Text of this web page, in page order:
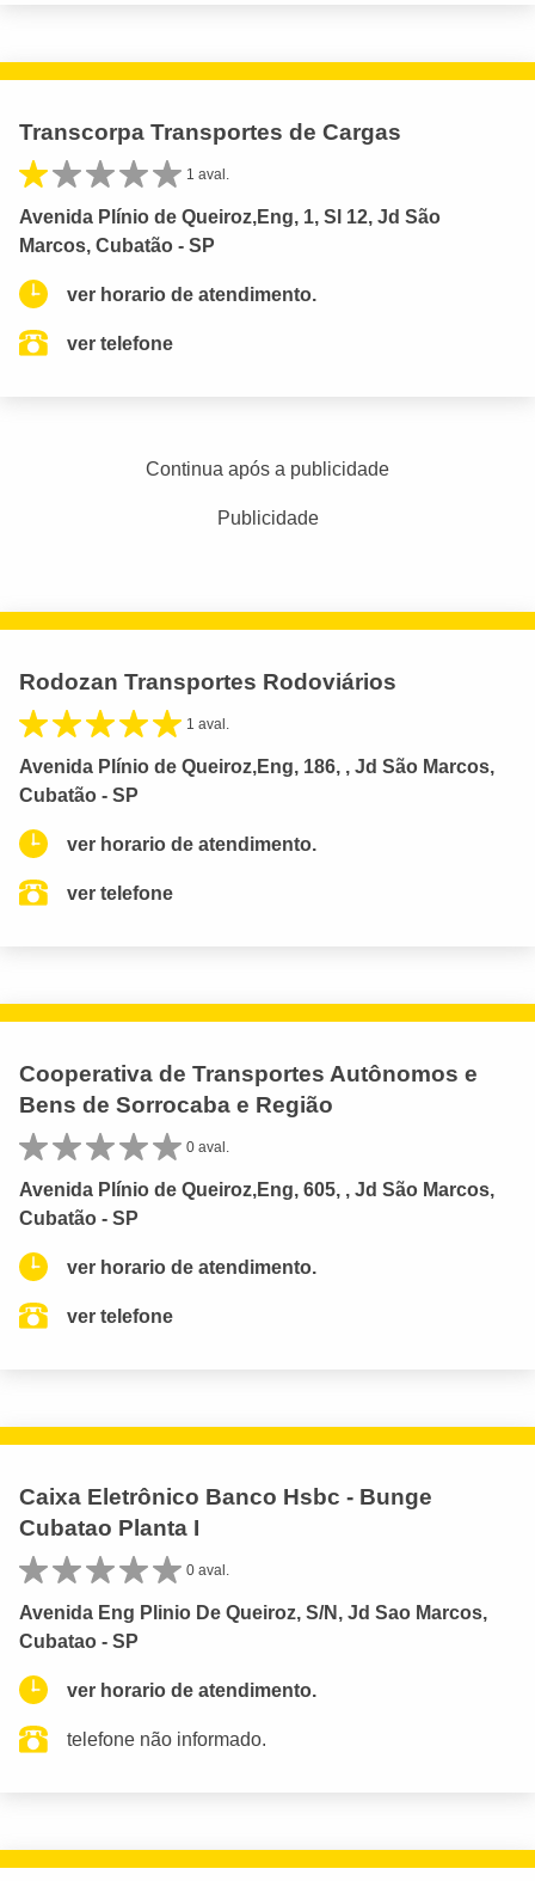
Transcorpa Transportes de Cargas
1 aval.
Avenida Plínio de Queiroz,Eng, 1, Sl 12, Jd São
Marcos, Cubatão - SP
ver horario de atendimento.
ver telefone
Continua após a publicidade
Publicidade
Rodozan Transportes Rodoviários
1 aval.
Avenida Plínio de Queiroz,Eng, 186, , Jd São Marcos,
Cubatão - SP
ver horario de atendimento.
ver telefone
Cooperativa de Transportes Autônomos e
Bens de Sorrocaba e Região
0 aval.
Avenida Plínio de Queiroz,Eng, 605, , Jd São Marcos,
Cubatão - SP
ver horario de atendimento.
ver telefone
Caixa Eletrônico Banco Hsbc - Bunge
Cubatao Planta I
0 aval.
Avenida Eng Plinio De Queiroz, S/N, Jd Sao Marcos,
Cubatao - SP
ver horario de atendimento.
telefone não informado.